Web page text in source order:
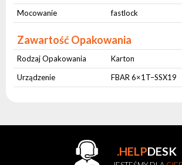
Mocowanie
fastlock
Zawartość Opakowania
Rodzaj Opakowania
Karton
Urządzenie
FBAR 6×1T–SSX19
.HELPDESK